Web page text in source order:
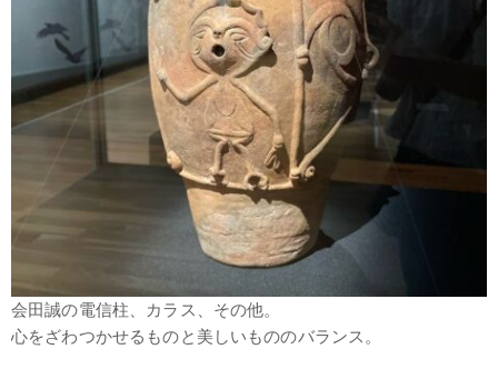
会田誠の電信柱、カラス、その他。
心をざわつかせるものと美しいもののバランス。